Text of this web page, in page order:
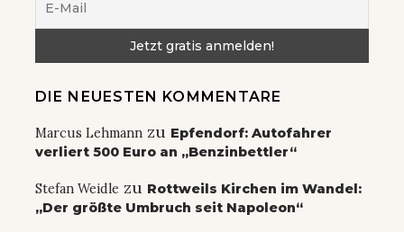
DIE NEUESTEN KOMMENTARE
Marcus Lehmann zu Epfendorf: Autofahrer
verliert 500 Euro an „Benzinbettler“
Stefan Weidle zu Rottweils Kirchen im Wandel:
„Der größte Umbruch seit Napoleon“